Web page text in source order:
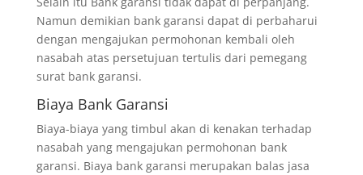
Namun demikian bank garansi dapat di perbaharui
dengan mengajukan permohonan kembali oleh
nasabah atas persetujuan tertulis dari pemegang
surat bank garansi.
Biaya Bank Garansi
Biaya-biaya yang timbul akan di kenakan terhadap
nasabah yang mengajukan permohonan bank
garansi. Biaya bank garansi merupakan balas jasa